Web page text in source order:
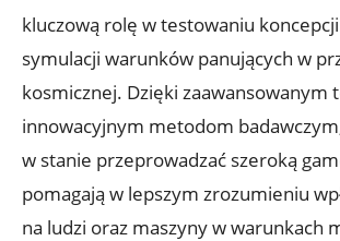
kluczową ​rolę w testowaniu
symulacji warunków⁢ panujących w
kosmicznej. Dzięki zaawansowanym
innowacyjnym ‍metodom
w stanie przeprowadzać szeroką
pomagają w‌ lepszym zrozumieniu
na ⁣ludzi oraz‌ maszyny w warunkach